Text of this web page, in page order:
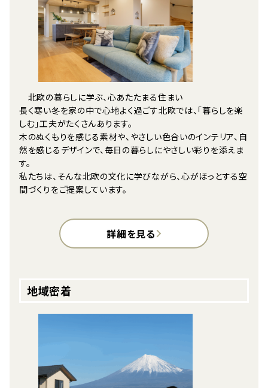
北欧の暮らしに学ぶ、心あたたまる住まい
長く寒い冬を家の中で心地よく過ごす北欧では、「暮らしを楽
しむ」工夫がたくさんあります。
木のぬくもりを感じる素材や、やさしい色合いのインテリア、自
然を感じるデザインで、毎日の暮らしにやさしい彩りを添えま
す。
私たちは、そんな北欧の文化に学びながら、心がほっとする空
間づくりをご提案しています。
詳細を見る
地域密着